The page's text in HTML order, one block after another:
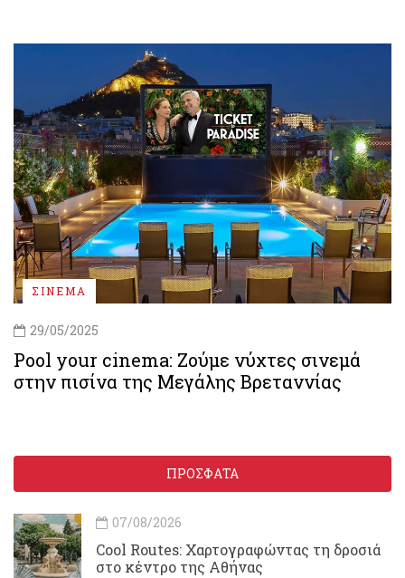
ΣΙΝΕΜΑ
29/05/2025
Pool your cinema: Ζούμε νύχτες σινεμά
στην πισίνα της Μεγάλης Βρεταννίας
ΠΡΟΣΦΑΤΑ
07/08/2026
Cool Routes: Χαρτογραφώντας τη δροσιά
στο κέντρο της Αθήνας